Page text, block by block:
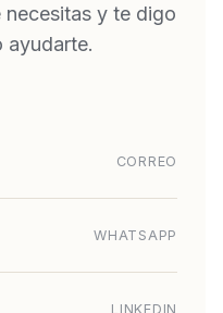
y te digo
ayudarte.
CORREO
WHATSAPP
LINKEDIN